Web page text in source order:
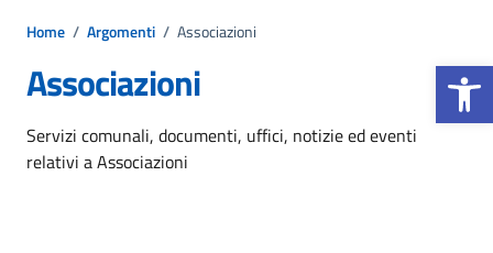
Apri la
Home / Argomenti / Associazioni
Associazioni
Dettagli dell'argomento
Servizi comunali, documenti, uffici, notizie ed eventi
relativi a Associazioni